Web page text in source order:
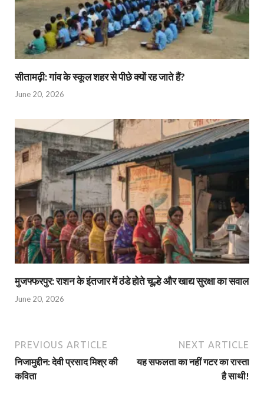
सीतामढ़ी: गांव के स्कूल शहर से पीछे क्यों रह जाते हैं?
June 20, 2026
मुजफ्फरपुर: राशन के इंतजार में ठंडे होते चूल्हे और खाद्य सुरक्षा का सवाल
June 20, 2026
PREVIOUS ARTICLE
निजामुद्दीन: देवी प्रसाद मिश्र की
कविता
NEXT ARTICLE
यह सफलता का नहीं गटर का रास्ता
है साथी!